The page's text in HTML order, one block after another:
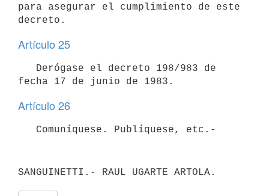
para asegurar el cumplimiento de este
decreto.
Artículo 25
fecha 17 de junio de 1983.
Artículo 26
   Comuníquese. Publíquese, etc.-